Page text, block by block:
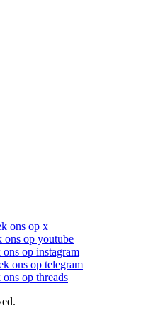
ons op x
ons op youtube
ons op instagram
ons op telegram
op threads